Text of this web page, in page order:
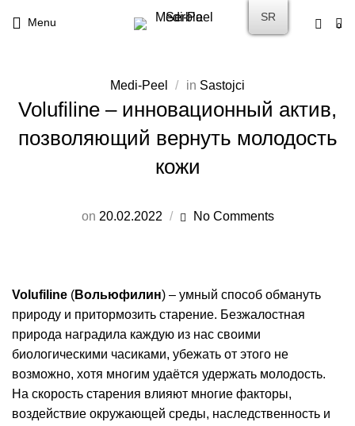
Menu 0
Medi-Peel in Sastojci
Volufilinе – инновационный актив,
позволяющий вернуть молодость
кожи
on 20.02.2022 No Comments
Volufiline (Вольюфилин) – умный способ обмануть
природу и притормозить старение. Безжалостная
природа наградила каждую из нас своими
биологическими часиками, убежать от этого не
возможно, хотя многим удаётся удержать молодость.
На скорость старения влияют многие факторы,
воздействие окружающей среды, наследственность и
SR